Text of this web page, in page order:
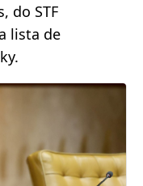
do STF
lista de